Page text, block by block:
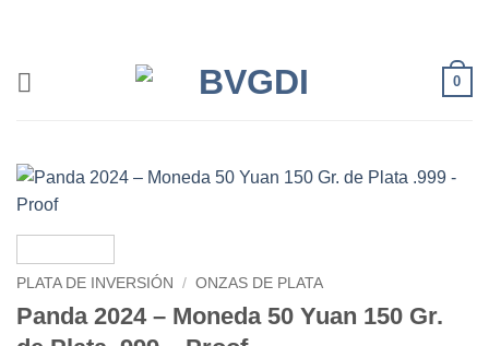
0
PLATA DE INVERSIÓN / ONZAS DE PLATA
Panda 2024 – Moneda 50 Yuan 150 Gr.